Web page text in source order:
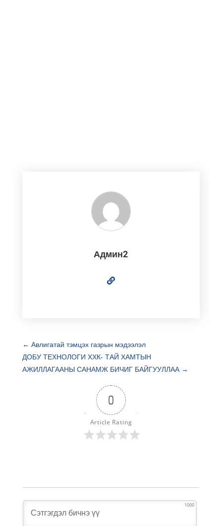
Админ2
← Авлигатай тэмцэх газрын мэдээлэл
ДОБУ ТЕХНОЛОГИ ХХК- ТАЙ ХАМТЫН
АЖИЛЛАГААНЫ САНАМЖ БИЧИГ БАЙГУУЛЛАА →
0
Article Rating
1000